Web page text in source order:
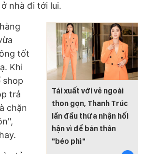
nhà đi tới lui.
Tái xuất với vẻ ngoài
thon gọn, Thanh Trúc
lần đầu thừa nhận hối
hận vì để bản thân
"béo phì"
tốt
Khi
shop
trả
chặn